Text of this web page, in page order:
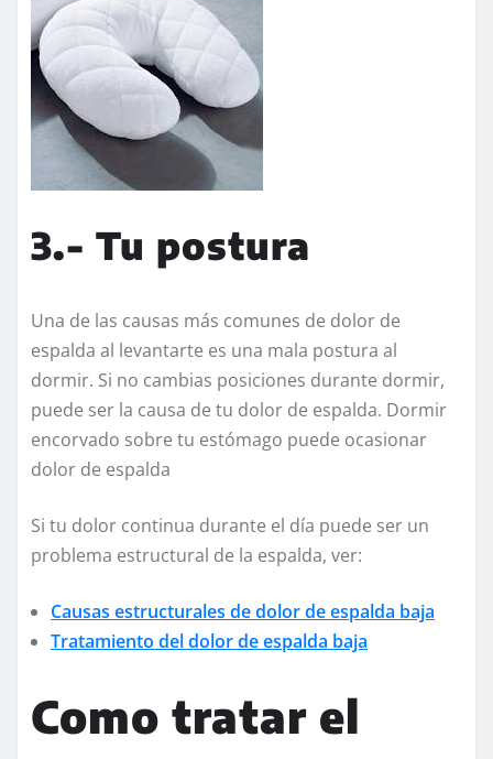
3.- Tu postura
Una de las causas más comunes de dolor de
espalda al levantarte es una mala postura al
dormir. Si no cambias posiciones durante dormir,
puede ser la causa de tu dolor de espalda. Dormir
encorvado sobre tu estómago puede ocasionar
dolor de espalda
Si tu dolor continua durante el día puede ser un
problema estructural de la espalda, ver:
Causas estructurales de dolor de espalda baja
Tratamiento del dolor de espalda baja
Como tratar el